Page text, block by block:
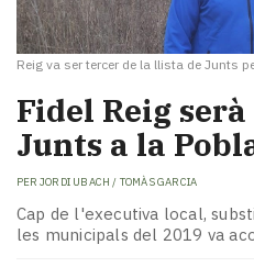
Reig va ser tercer de la llista de Junts
Fidel Reig
Junts a la
PER JORDI UBACH / TOMÀS GARCIA
Cap de l'executiva local,
les municipals del 2019 va